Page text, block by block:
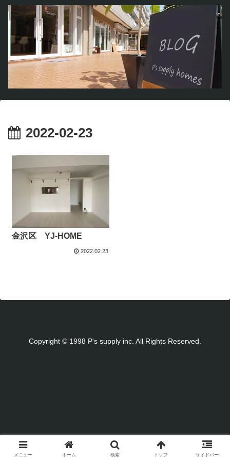
2022-02-23
金沢区 YJ-HOME
2022.02.23
Copyright © 1998 P's supply inc. All Rights Reserved.
メニュー ホーム 検索 トップ サイドバー